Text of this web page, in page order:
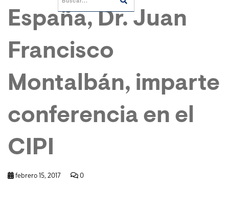
España, Dr. Juan
Francisco
Montalbán, imparte
conferencia en el
CIPI
febrero 15, 2017 0